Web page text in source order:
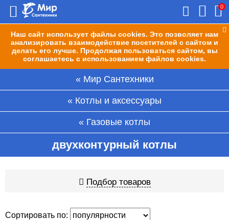
Наш сайт использует файлы cookies. Это позволяет нам
анализировать взаимодействие посетителей с сайтом и
делать его лучше. Продолжая пользоваться сайтом, вы
соглашаетесь с использованием файлов cookies.
0
Мир Сантехники
Котлы и аксессуары
Газовые котлы
двухконтурный котлы
Подбор товаров
Сортировать по: